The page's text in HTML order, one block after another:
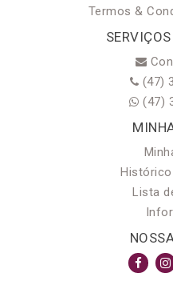
Termos &
(47)
(47)
Lista